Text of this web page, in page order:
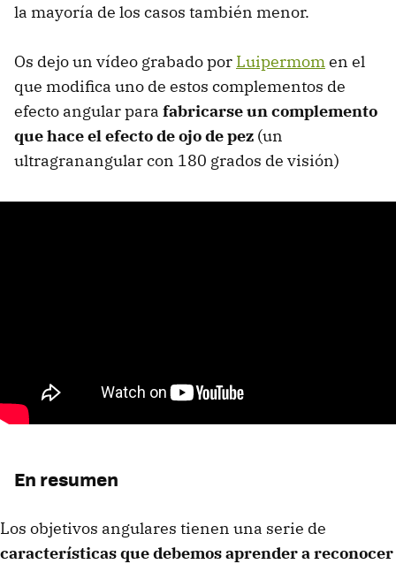
la mayoría de los casos también menor.
Os dejo un vídeo grabado por Luipermomen el
que modifica uno de estos complementos de
efecto angular para fabricarse un complemento
que hace el efecto de ojo de pez (un
ultragranangular con 180 grados de visión)
En resumen
Los objetivos angulares tienen una serie de
características que debemos aprender a reconocer